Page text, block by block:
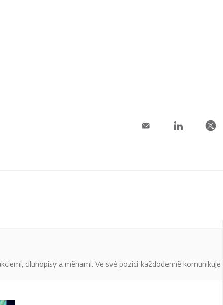
dluhopisy a měnami. Ve své pozici každodenně komunikuje